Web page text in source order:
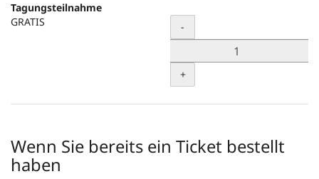
Tagungsteilnahme
GRATIS
Menge
-
+
Wenn Sie bereits ein Ticket bestellt
haben